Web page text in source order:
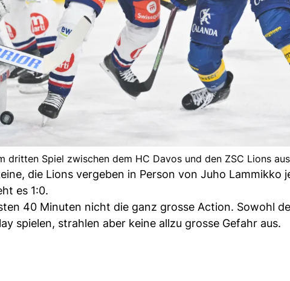
dritten Spiel zwischen dem HC Davos und den ZSC Lions
die Lions vergeben in Person von Juho Lammikko
es 1:0.
40 Minuten nicht die ganz grosse Action. Sowohl
spielen, strahlen aber keine allzu grosse Gefahr aus.